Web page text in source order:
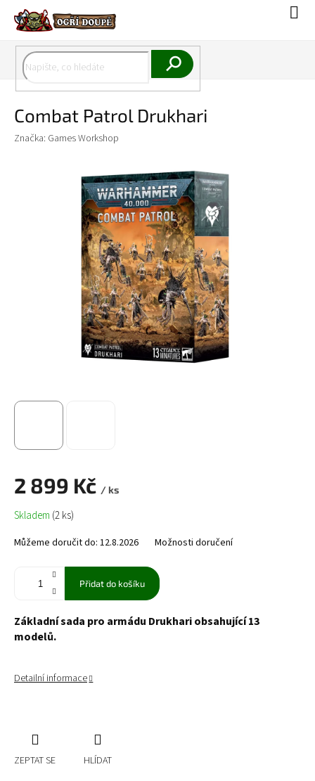
obsah
Combat Patrol Drukhari
Značka: Games Workshop
2 899 Kč / ks
Měrná
cena:
Skladem (2 ks)
Můžeme doručit do: 12.8.2026 Možnosti doručení
Přidat do košíku
Základní sada pro armádu Drukhari obsahující 13
modelů.
Detailní informace
ZEPTAT SE HLÍDAT